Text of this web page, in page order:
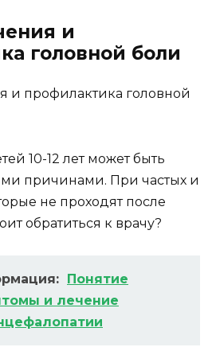
и
головной боли
10-12 лет может быть
причинами. При частых и
не проходят после
обратиться к врачу?
Понятие
и лечение